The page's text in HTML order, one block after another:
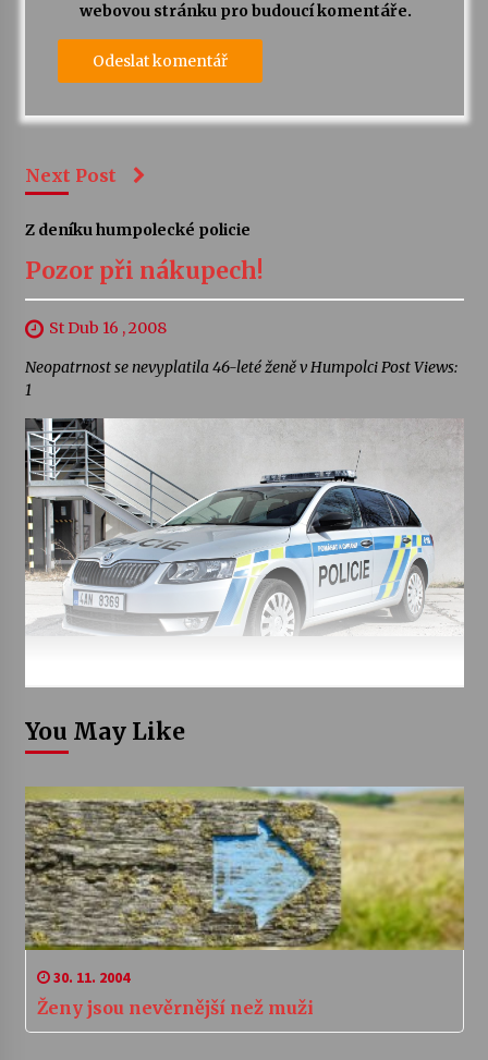
webovou stránku pro budoucí komentáře.
Next Post
Z deníku humpolecké policie
Pozor při nákupech!
St Dub 16 , 2008
Neopatrnost se nevyplatila 46-leté ženě v Humpolci Post Views:
1
You May Like
30. 11. 2004
Ženy jsou nevěrnější než muži